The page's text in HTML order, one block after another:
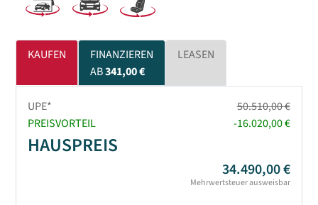
KAUFEN
FINANZIEREN
AB341,00 €
LEASEN
UPE*
50.510,00 €
PREISVORTEIL
-16.020,00 €
HAUSPREIS
34.490,00 €
Mehrwertsteuer ausweisbar